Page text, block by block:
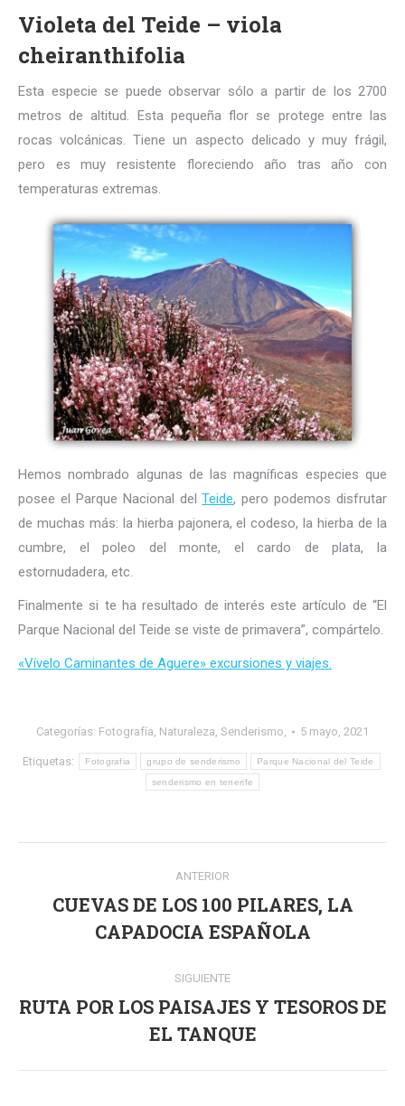
Violeta del Teide – viola
cheiranthifolia
Esta especie se puede observar sólo a partir de los 2700
metros de altitud. Esta pequeña flor se protege entre las
rocas volcánicas. Tiene un aspecto delicado y muy frágil,
pero es muy resistente floreciendo año tras año con
temperaturas extremas.
Hemos nombrado algunas de las magníficas especies que
posee el Parque Nacional delTeide, pero podemos disfrutar
de muchas más: la hierba pajonera, el codeso, la hierba de la
cumbre, el poleo del monte, el cardo de plata, la
estornudadera, etc.
Finalmente si te ha resultado de interés este artículo de “El
Parque Nacional del Teide se viste de primavera”, compártelo.
«Vívelo Caminantes de Aguere» excursiones y viajes.
Categorías: Fotografía, Naturaleza, Senderismo, 5 mayo, 2021
Etiquetas: Fotografia grupo de senderismo Parque Nacional del Teide
senderismo en tenerife
Navegación
entre
publicaciones
ANTERIOR
Publicación
anterior:
CUEVAS DE LOS 100 PILARES, LA
CAPADOCIA ESPAÑOLA
SIGUIENTE
Publicación
siguiente:
RUTA POR LOS PAISAJES Y TESOROS DE
EL TANQUE